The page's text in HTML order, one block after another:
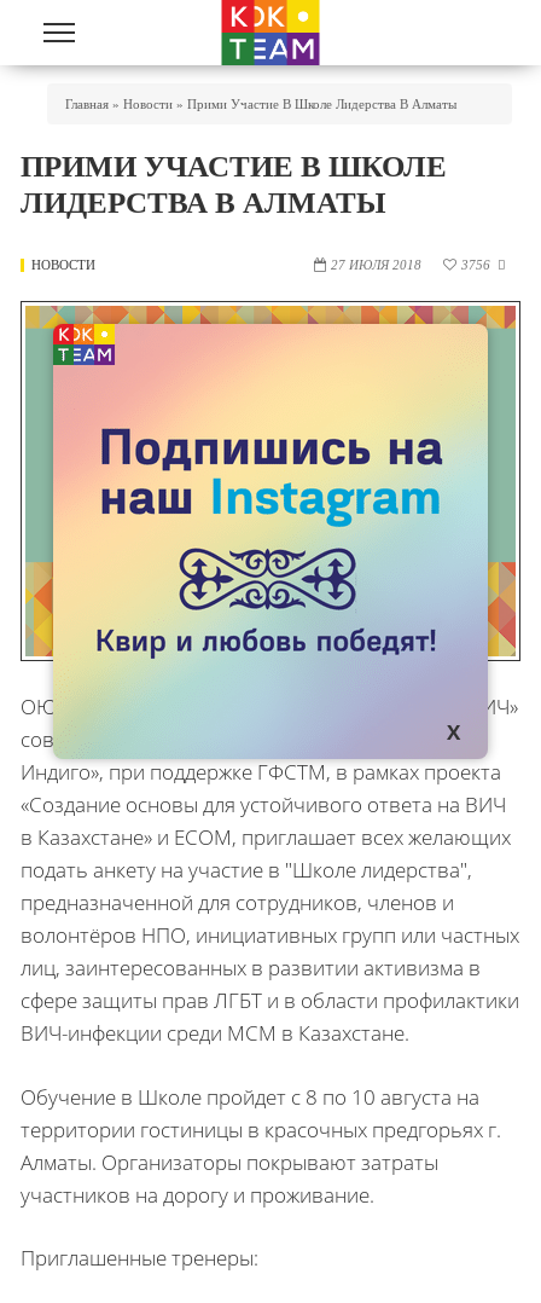
Перейти к основному содержанию
Главная » Новости » Прими Участие В Школе Лидерства В Алматы
ПРИМИ УЧАСТИЕ В ШКОЛЕ
ЛИДЕРСТВА В АЛМАТЫ
НОВОСТИ 27 ИЮЛЯ 2018 3756 
ОЮЛ «Казахстанский Союз Людей, Живущих с ВИЧ»
совместно с ОФ «ЭФЬЮ Казахстан», ОО «Кыргыз
Индиго», при поддержке ГФСТМ, в рамках проекта
«Создание основы для устойчивого ответа на ВИЧ
в Казахстане» и ECOM, приглашает всех желающих
подать анкету на участие в "Школе лидерства",
предназначенной для сотрудников, членов и
волонтёров НПО, инициативных групп или частных
лиц, заинтересованных в развитии активизма в
сфере защиты прав ЛГБТ и в области профилактики
ВИЧ-инфекции среди МСМ в Казахстане.
Обучение в Школе пройдет с 8 по 10 августа на
территории гостиницы в красочных предгорьях г.
Алматы. Организаторы покрывают затраты
участников на дорогу и проживание.
Приглашенные тренеры: